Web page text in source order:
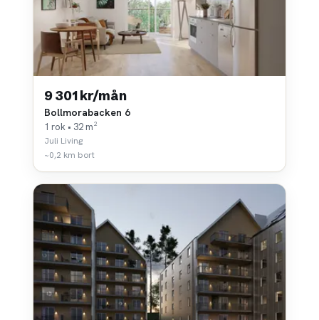
9 301 kr/mån
Bollmorabacken 6
1 rok • 32 m²
Juli Living
~0,2 km bort